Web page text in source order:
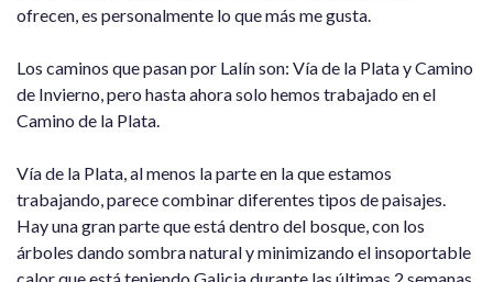
ofrecen, es personalmente lo que más me gusta.
Los caminos que pasan por Lalín son: Vía de la Plata y Camino
de Invierno, pero hasta ahora solo hemos trabajado en el
Camino de la Plata.
Vía de la Plata, al menos la parte en la que estamos
trabajando, parece combinar diferentes tipos de paisajes.
Hay una gran parte que está dentro del bosque, con los
árboles dando sombra natural y minimizando el insoportable
calor que está teniendo Galicia durante las últimas 2 semanas.